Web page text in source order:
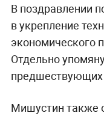
В поздравлении
в укрепление
экономического
Отдельно
предшествующих
Мишустин также